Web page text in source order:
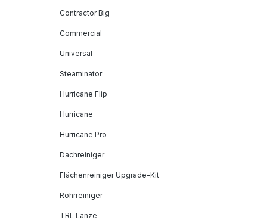
Contractor Big
Commercial
Universal
Steaminator
Hurricane Flip
Hurricane
Hurricane Pro
Dachreiniger
Flächenreiniger Upgrade-Kit
Rohrreiniger
TRL Lanze